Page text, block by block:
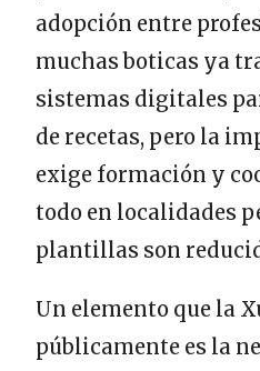
adopción entre
muchas boticas ya
sistemas digitales
de recetas, pero la
exige formación y
todo en localidades
plantillas son
Un elemento que la
públicamente es la